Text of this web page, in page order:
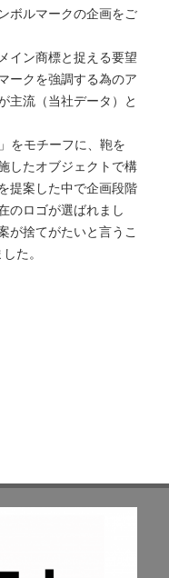
ボルマークの企画をご
イン商標と捉える要望
ークを強調する為のア
主流（当社データ）と
をモチーフに、鞄を
したオブジェクトで構
提案した中で企画段階
のロゴが選ばれまし
が捨てがたいと言うこ
た。